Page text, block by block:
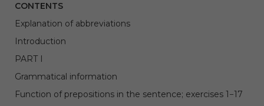
CONTENTS
Explanation of abbreviations
Introduction
PART I
Grammatical information
Function of prepositions in the sentence; exercises 1−17